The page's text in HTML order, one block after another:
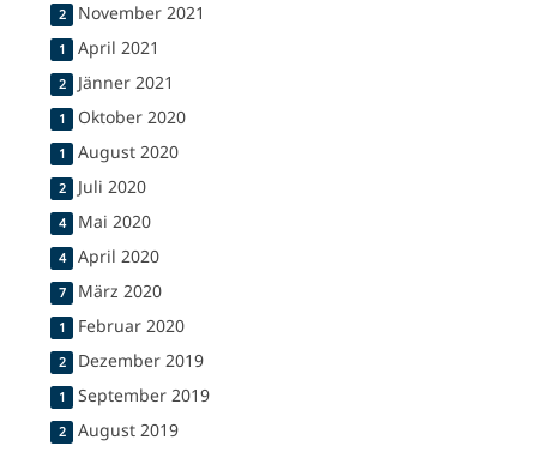
2 November 2021
1 April 2021
2 Jänner 2021
1 Oktober 2020
1 August 2020
2 Juli 2020
4 Mai 2020
4 April 2020
7 März 2020
1 Februar 2020
2 Dezember 2019
1 September 2019
2 August 2019